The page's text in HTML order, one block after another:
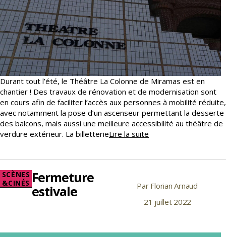
Durant tout l’été, le Théâtre La Colonne de Miramas est en
chantier ! Des travaux de rénovation et de modernisation sont
en cours afin de faciliter l’accès aux personnes à mobilité réduite,
avec notamment la pose d’un ascenseur permettant la desserte
des balcons, mais aussi une meilleure accessibilité au théâtre de
verdure extérieur. La billetterieLire la suite
Colonne
Catégories
SCÈNES
&CINÉS Fermeture
estivale
Auteur
l’article
Par Florian Arnaud
Date21 juillet 2022